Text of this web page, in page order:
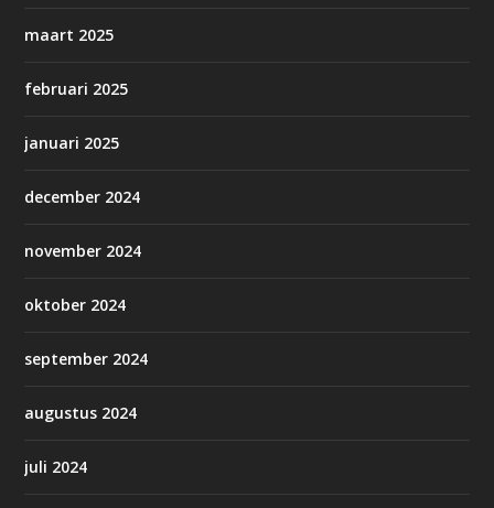
maart 2025
februari 2025
januari 2025
december 2024
november 2024
oktober 2024
september 2024
augustus 2024
juli 2024